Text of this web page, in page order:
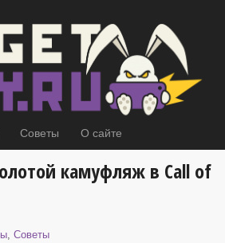
Советы О сайте
камуфляж в Call of
,Советы